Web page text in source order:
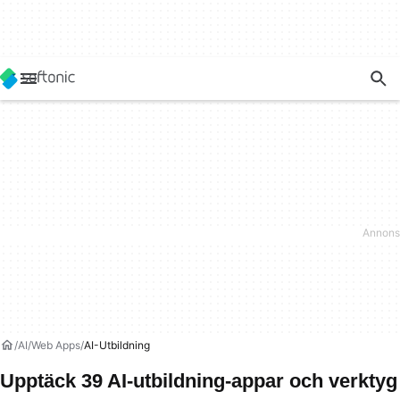
AI Web Apps AI-Utbildning
Upptäck 39 AI-utbildning-appar och verktyg